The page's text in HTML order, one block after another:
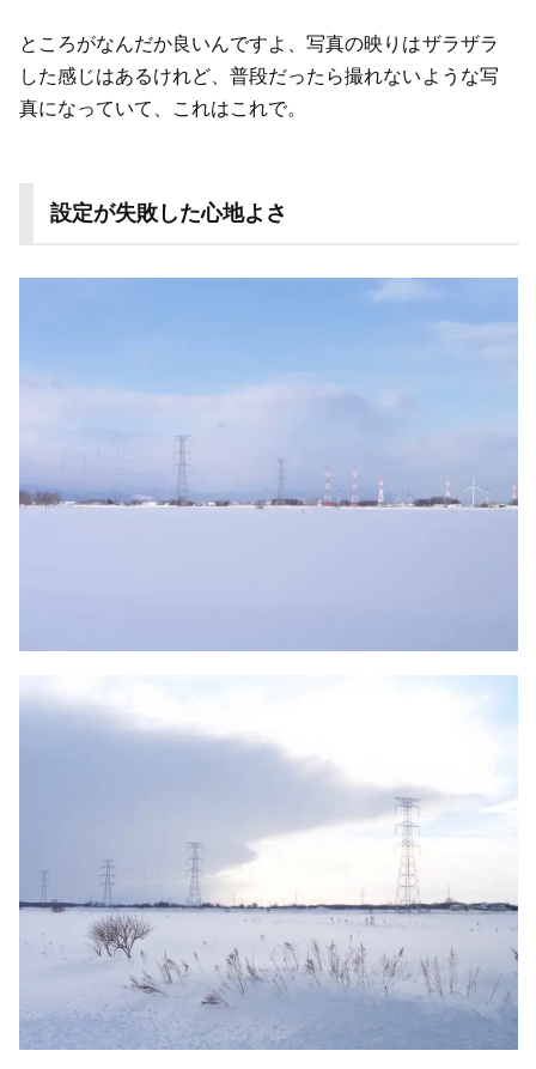
ところがなんだか良いんですよ、写真の映りはザラザラ
した感じはあるけれど、普段だったら撮れないような写
真になっていて、これはこれで。
設定が失敗した心地よさ